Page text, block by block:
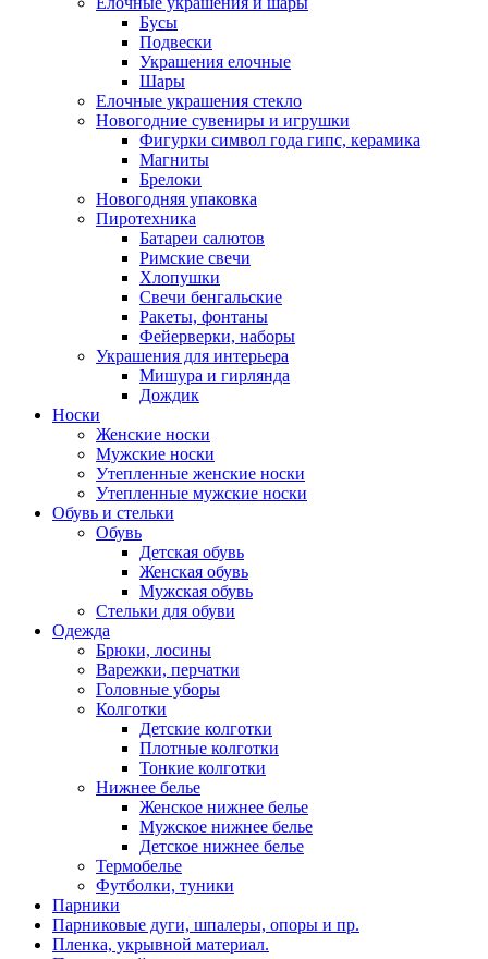
Бусы
Подвески
Украшения елочные
Шары
Елочные украшения стекло
Новогодние сувениры и игрушки
Фигурки символ года гипс, керамика
Магниты
Брелоки
Новогодняя упаковка
Пиротехника
Батареи салютов
Римские свечи
Хлопушки
Свечи бенгальские
Ракеты, фонтаны
Фейерверки, наборы
Украшения для интерьера
Мишура и гирлянда
Дождик
Носки
Женские носки
Мужские носки
Утепленные женские носки
Утепленные мужские носки
Обувь и стельки
Обувь
Детская обувь
Женская обувь
Мужская обувь
Стельки для обуви
Одежда
Брюки, лосины
Варежки, перчатки
Головные уборы
Колготки
Детские колготки
Плотные колготки
Тонкие колготки
Нижнее белье
Женское нижнее белье
Мужское нижнее белье
Детское нижнее белье
Термобелье
Футболки, туники
Парники
Парниковые дуги, шпалеры, опоры и пр.
Пленка, укрывной материал.